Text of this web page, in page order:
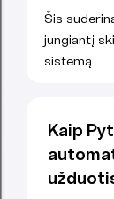
Šis
jungiantį
sistemą.
Kaip